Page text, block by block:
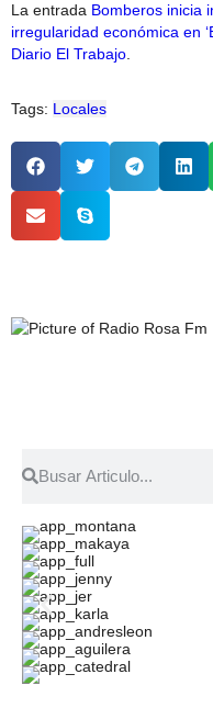
La entrada Bomberos inicia
irregularidad económica en
Diario El Trabajo
Tags: Locales